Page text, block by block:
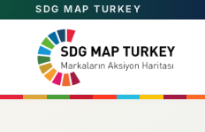
SDG MAP TURKEY